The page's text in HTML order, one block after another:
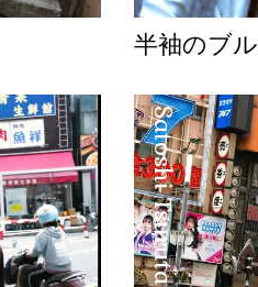
半袖のブ
Satoshi Tsuruta